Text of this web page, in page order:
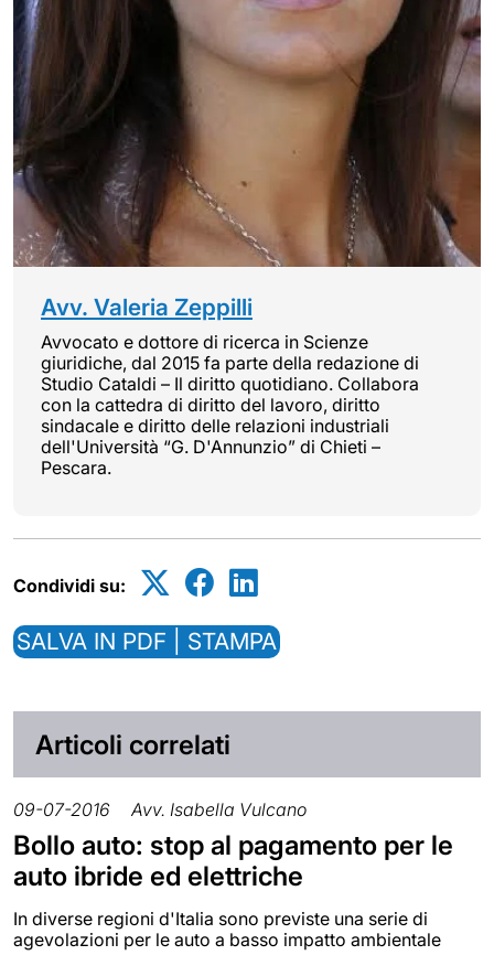
Avv. Valeria Zeppilli
Avvocato e dottore di ricerca in Scienze
giuridiche, dal 2015 fa parte della redazione di
Studio Cataldi – Il diritto quotidiano. Collabora
con la cattedra di diritto del lavoro, diritto
sindacale e diritto delle relazioni industriali
dell'Università “G. D'Annunzio” di Chieti –
Pescara.
Condividi su:
SALVA IN PDF | STAMPA
Articoli correlati
09-07-2016 Avv. Isabella Vulcano
Bollo auto: stop al pagamento per le
auto ibride ed elettriche
In diverse regioni d'Italia sono previste una serie di
agevolazioni per le auto a basso impatto ambientale